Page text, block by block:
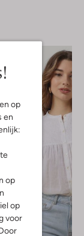
op
en
op
op
voor